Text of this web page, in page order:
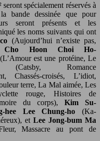
spécialement réservés à
bande dessinée que pour
seront présents et les
les noms suivants qui ont
(Aujourd’hui n’existe pas,
Hoon Choi Ho-
est une protéine, Le
Romance
croisés, L’idiot,
terre, La Mal aimée, Les
rouge, Histoires de
du corps), Kim Su-
hee Lee Chung-ho (Ka-
etLee Jong-bum Ma
Massacre au pont de